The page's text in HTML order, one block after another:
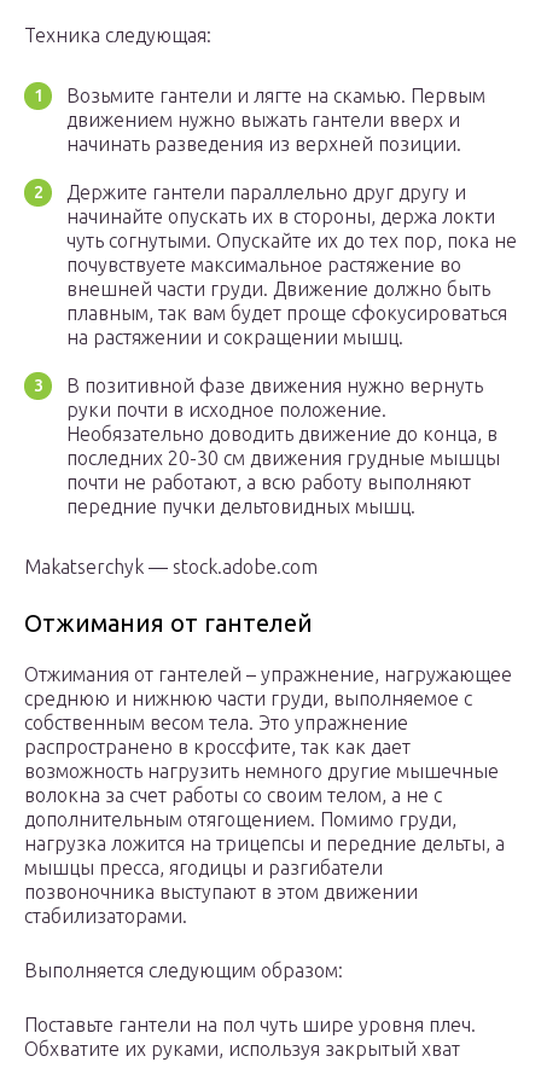
Техника следующая:
Возьмите гантели и лягте на скамью. Первым
движением нужно выжать гантели вверх и
начинать разведения из верхней позиции.
Держите гантели параллельно друг другу и
начинайте опускать их в стороны, держа локти
чуть согнутыми. Опускайте их до тех пор, пока не
почувствуете максимальное растяжение во
внешней части груди. Движение должно быть
плавным, так вам будет проще сфокусироваться
на растяжении и сокращении мышц.
В позитивной фазе движения нужно вернуть
руки почти в исходное положение.
Необязательно доводить движение до конца, в
последних 20-30 см движения грудные мышцы
почти не работают, а всю работу выполняют
передние пучки дельтовидных мышц.
Makatserchyk — stock.adobe.com
Отжимания от гантелей
Отжимания от гантелей – упражнение, нагружающее
среднюю и нижнюю части груди, выполняемое с
собственным весом тела. Это упражнение
распространено в кроссфите, так как дает
возможность нагрузить немного другие мышечные
волокна за счет работы со своим телом, а не с
дополнительным отягощением. Помимо груди,
нагрузка ложится на трицепсы и передние дельты, а
мышцы пресса, ягодицы и разгибатели
позвоночника выступают в этом движении
стабилизаторами.
Выполняется следующим образом:
Поставьте гантели на пол чуть шире уровня плеч.
Обхватите их руками, используя закрытый хват